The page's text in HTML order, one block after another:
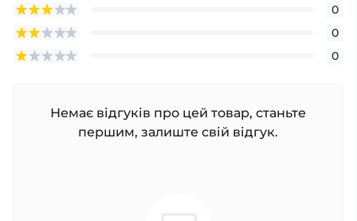
0
0
0
Немає відгуків про цей товар, станьте
першим, залиште свій відгук.